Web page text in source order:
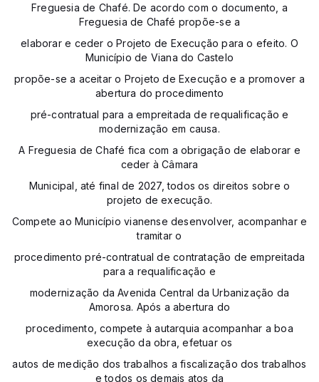
Freguesia de Chafé. De acordo com o documento, a
Freguesia de Chafé propõe-se a
elaborar e ceder o Projeto de Execução para o efeito. O
Município de Viana do Castelo
propõe-se a aceitar o Projeto de Execução e a promover a
abertura do procedimento
pré-contratual para a empreitada de requalificação e
modernização em causa.
A Freguesia de Chafé fica com a obrigação de elaborar e
ceder à Câmara
Municipal, até final de 2027, todos os direitos sobre o
projeto de execução.
Compete ao Município vianense desenvolver, acompanhar e
tramitar o
procedimento pré-contratual de contratação de empreitada
para a requalificação e
modernização da Avenida Central da Urbanização da
Amorosa. Após a abertura do
procedimento, compete à autarquia acompanhar a boa
execução da obra, efetuar os
autos de medição dos trabalhos a fiscalização dos trabalhos
e todos os demais atos da